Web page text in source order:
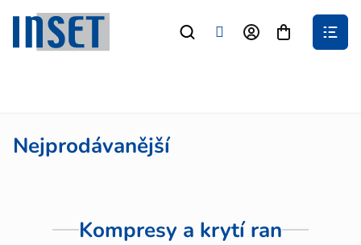
obsah
Nákupní
Kompresy a krytí ran
Nejprodávanější